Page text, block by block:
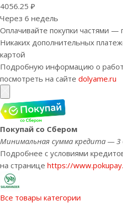
4056.25 ₽
Через 6 недель
Оплачивайте покупки частями
Никаких дополнительных
картой
Подробную информацию о
посмотреть на сайте dolyame.ru
Покупай со Сбером
Минимальная сумма кредита — 3
Подробнее с условиями
на странице https://
Все товары категории